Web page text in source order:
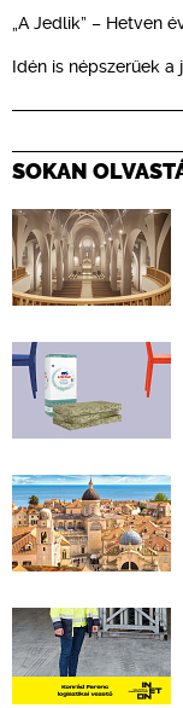
„A Jedlik” – Hetven
Idén is népszerűek a
SOKAN